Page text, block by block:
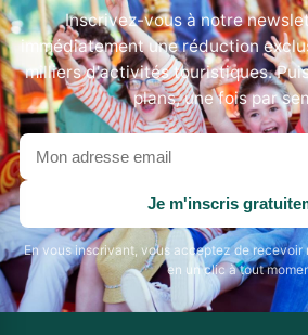
Inscrivez-vous à notre
immédiatement une réduction
milliers d'activités touristiques.
plans, une fois par
Votre
adresse
email
Je m'inscris
En vous inscrivant, vous acceptez de recevoir
en un clic à tout